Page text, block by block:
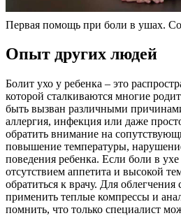
Первая помощь при боли в ушах.
Опыт других людей
Болит ухо у ребенка – это
которой сталкиваются многие
быть вызван различными
аллергия, инфекция или даже
обратить внимание на
повышение температуры,
поведения ребенка. Если боли в
отсутствием аппетита и высокой
обратиться к врачу. Для
применить теплые компрессы и
помнить, что только специалист